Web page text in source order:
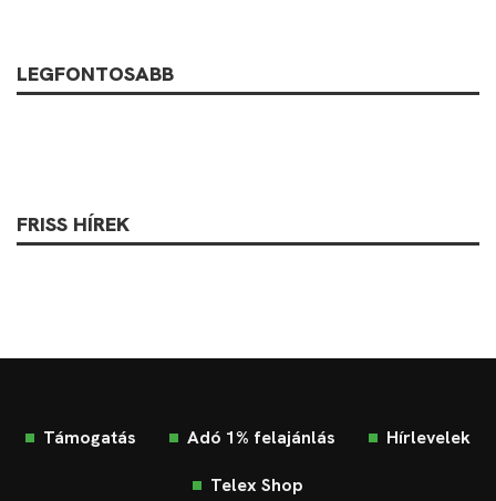
LEGFONTOSABB
FRISS HÍREK
Támogatás Adó 1% felajánlás Hírlevelek
Telex Shop